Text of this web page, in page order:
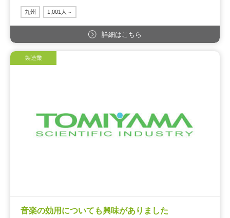
九州 1,001人～
詳細はこちら
製造業
音楽の効用についても興味がありました